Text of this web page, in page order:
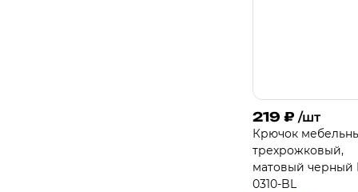
219 ₽ /шт
Крючок
трехрожковый,
матовый черный
0310-BL